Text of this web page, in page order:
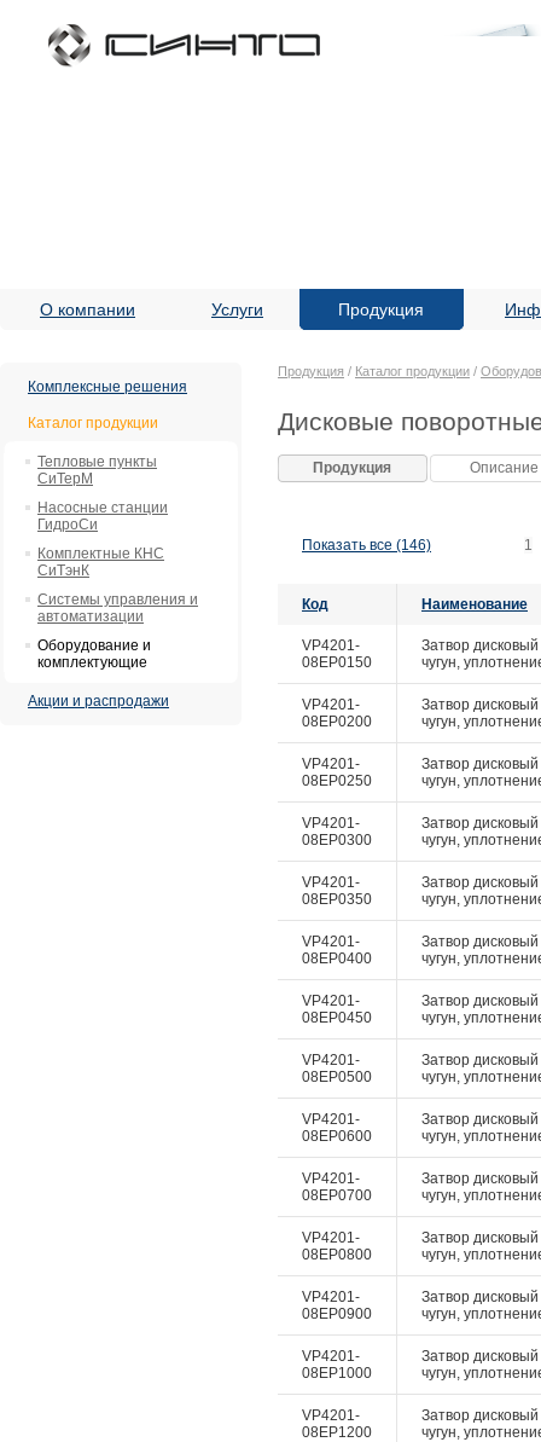
О компании Услуги Продукция
Комплексные решения
Каталог продукции
Тепловые пункты
СиТерМ
Насосные станции
ГидроСи
Комплектные КНС
СиТэнК
Системы управления и
автоматизации
Оборудование и
комплектующие
Акции и распродажи
Продукция / Каталог продукции /
Дисковые
Продукция Описание
Показать все (146) 1
Код Наименование
VP4201-
08EP0150
Затвор
чугун,
VP4201-
08EP0200
Затвор
чугун,
VP4201-
08EP0250
Затвор
чугун,
VP4201-
08EP0300
Затвор
чугун,
VP4201-
08EP0350
Затвор
чугун,
VP4201-
08EP0400
Затвор
чугун,
VP4201-
08EP0450
Затвор
чугун,
VP4201-
08EP0500
Затвор
чугун,
VP4201-
08EP0600
Затвор
чугун,
VP4201-
08EP0700
Затвор
чугун,
VP4201-
08EP0800
Затвор
чугун,
VP4201-
08EP0900
Затвор
чугун,
VP4201-
08EP1000
Затвор
чугун,
VP4201-
08EP1200
Затвор
чугун,